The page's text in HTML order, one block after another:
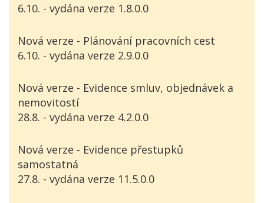
6.10. - vydána verze 1.8.0.0
Nová verze - Plánování pracovních cest
6.10. - vydána verze 2.9.0.0
Nová verze - Evidence smluv, objednávek a
nemovitostí
28.8. - vydána verze 4.2.0.0
Nová verze - Evidence přestupků
samostatná
27.8. - vydána verze 11.5.0.0